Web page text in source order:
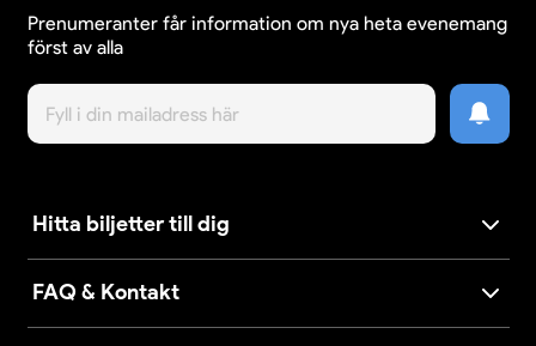
Prenumeranter får information om nya heta evenemang
först av alla
Hitta biljetter till dig
FAQ & Kontakt